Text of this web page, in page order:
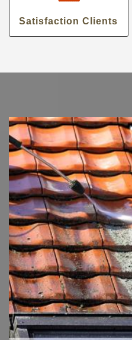
Satisfaction Clients